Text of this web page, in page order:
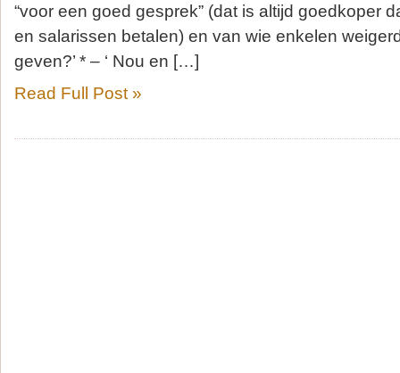
“voor een goed gesprek” (dat is altijd goedkoper
en salarissen betalen) en van wie enkelen
geven?’ * – ‘ Nou en […]
Read Full Post »